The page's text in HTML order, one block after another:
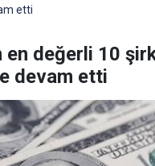
etti
en değerli 10
devam etti